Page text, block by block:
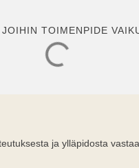
TOIMENPIDE
ja ylläpidosta